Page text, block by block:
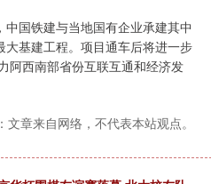
国铁建与当地国有企业承建其中
基建工程。项目通车后将进一步
阿西南部省份互联互通和经济发
文章来自网络，不代表本站观点。